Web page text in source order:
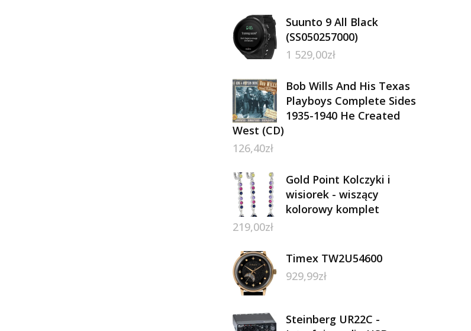
Suunto 9 All Black
(SS050257000)
1 529,00zł
Bob Wills And His Texas
Playboys Complete Sides
1935-1940 He Created
West (CD)
126,40zł
Gold Point Kolczyki i
wisiorek - wiszący
kolorowy komplet
219,00zł
Timex TW2U54600
929,99zł
Steinberg UR22C -